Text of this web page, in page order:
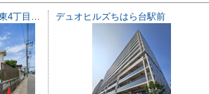
【当社専任】市原市辰巳台東4丁目 売り土地 デュオヒルズちはら台駅前